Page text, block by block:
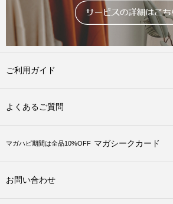
ご利用ガイド
よくあるご質問
マガハピ期間は全品10%OFF マガシークカード
お問い合わせ